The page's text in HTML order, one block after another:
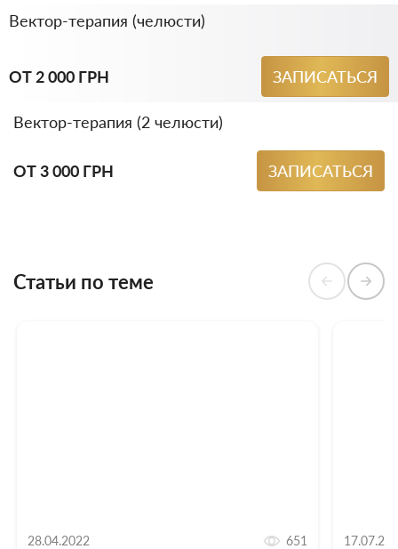
Вектор-терапия (челюсти)
ОТ 2 000 ГРН ЗАПИСАТЬСЯ
Вектор-терапия (2 челюсти)
ОТ 3 000 ГРН ЗАПИСАТЬСЯ
Статьи по теме
28.04.2022 651